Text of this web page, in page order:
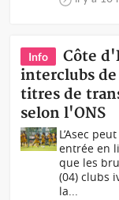
Info
Côte
interclubs de
titres de
selon l'ONS
L’Asec
entrée en
que les
(04) clubs
la...